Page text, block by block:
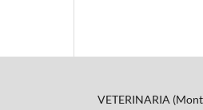
VETERINARIA